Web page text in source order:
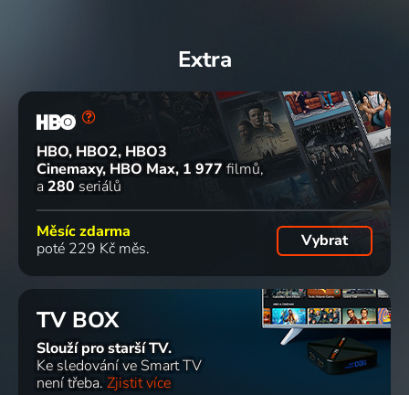
Extra
HBO, HBO2, HBO3
Cinemaxy, HBO Max 1 977 filmů
a 280 seriálů
Měsíc zdarma
poté 229 Kč měs.
Vybrat
TV BOX
Slouží pro starší TV.
Ke sledování ve Smart TV
není třeba. Zjistit více